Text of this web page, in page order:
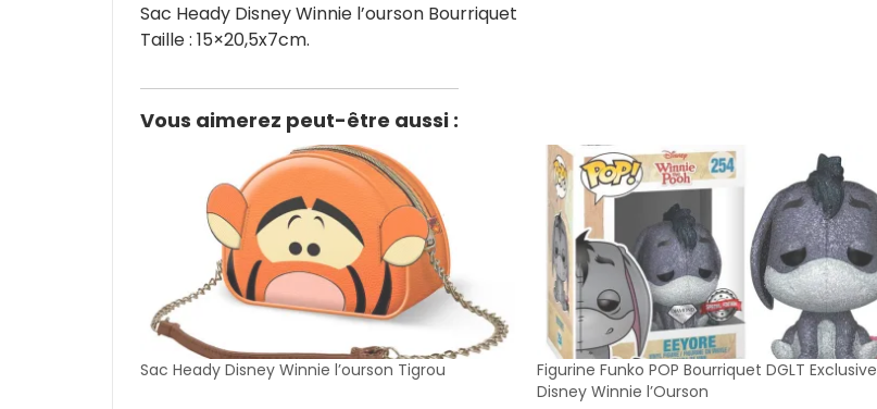
Sac Heady Disney Winnie l’ourson Bourriquet
Taille : 15×20,5x7cm.
Vous aimerez peut-être aussi :
Sac Heady Disney Winnie l’ourson Tigrou
Figurine Funko POP Bourriquet DGLT Exclusive
Disney Winnie l’Ourson